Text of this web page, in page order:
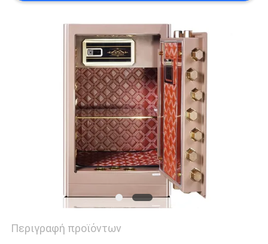
Περιγραφή προϊόντων